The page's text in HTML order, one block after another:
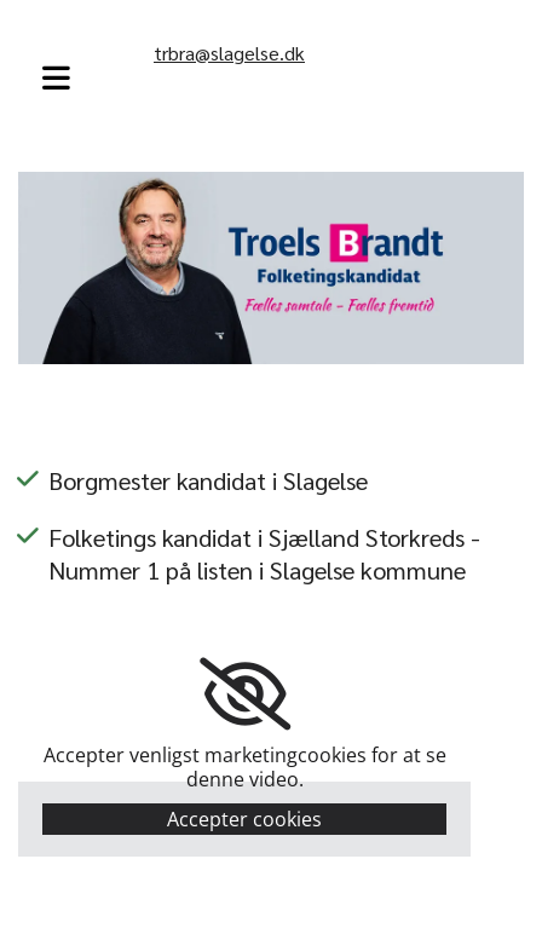
trbra@slagelse.dk
Borgmester kandidat i Slagelse
Folketings kandidat i Sjælland Storkreds -
Nummer 1 på listen i Slagelse kommune
Accepter venligst marketingcookies for at se
denne video.
Accepter cookies